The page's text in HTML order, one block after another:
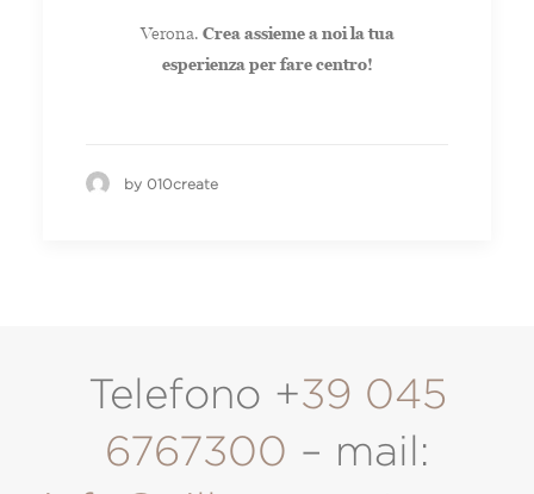
Verona. Crea assieme a noi la tua
esperienza per fare centro!
by 010create
Telefono +39 045
6767300 – mail: